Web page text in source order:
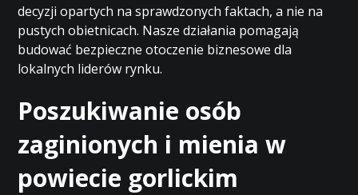
decyzji opartych na sprawdzonych faktach, a nie na
pustych obietnicach. Nasze działania pomagają
budować bezpieczne otoczenie biznesowe dla
lokalnych liderów rynku.
Poszukiwanie osób
zaginionych i mienia w
powiecie gorlickim